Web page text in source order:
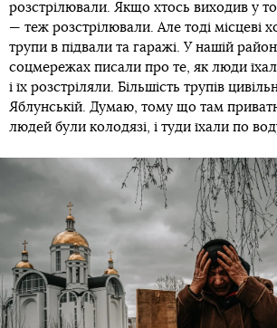
розстрілювали. Якщо хтось виходив у
— теж розстрілювали. Але тоді місцеві
трупи в підвали та гаражі. У нашій
соцмережах писали про те, як люди
і їх розстріляли. Більшість трупів
Яблунській. Думаю, тому що там
людей були колодязі, і туди їхали по